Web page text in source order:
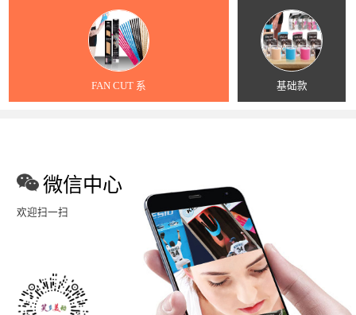
FAN CUT 系 基础款
微信中心
欢迎扫一扫